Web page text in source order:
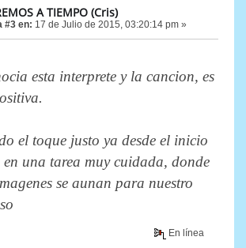
A TIEMPO (Cris)
#3 en: 17 de Julio de 2015, 03:20:14 pm »
esta interprete y la cancion, es
el toque justo ya desde el inicio
una tarea muy cuidada, donde
se aunan para nuestro
En línea